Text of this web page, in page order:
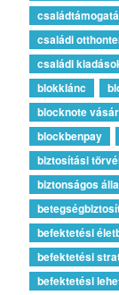
családi
családi
blokklánc
blocknote
blockbenpay
biztosítási
biztonságos
befektetési
befektetési
befektetési